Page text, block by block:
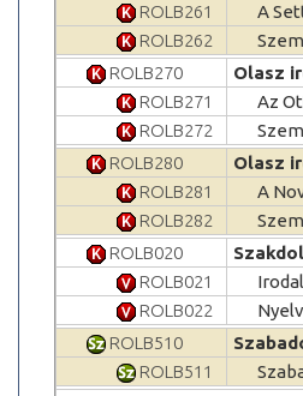
ROLB261
A
ROLB262
ROLB270
Olasz
ROLB271
Az
ROLB272
ROLB280
Olasz
ROLB281
A
ROLB282
ROLB020
ROLB021
ROLB022
ROLB510
ROLB511